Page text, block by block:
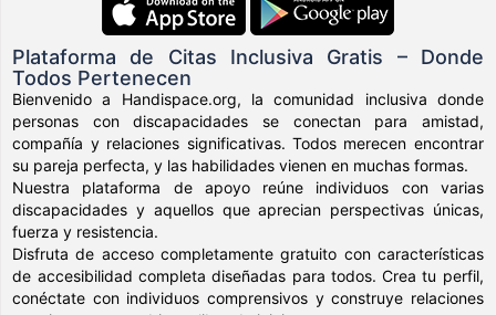
Plataforma de Citas Inclusiva Gratis – Donde
Todos Pertenecen
Bienvenido a Handispace.org, la comunidad inclusiva donde
personas con discapacidades se conectan para amistad,
compañía y relaciones significativas. Todos merecen encontrar
su pareja perfecta, y las habilidades vienen en muchas formas.
Nuestra plataforma de apoyo reúne individuos con varias
discapacidades y aquellos que aprecian perspectivas únicas,
fuerza y resistencia.
Disfruta de acceso completamente gratuito con características
de accesibilidad completa diseñadas para todos. Crea tu perfil,
conéctate con individuos comprensivos y construye relaciones